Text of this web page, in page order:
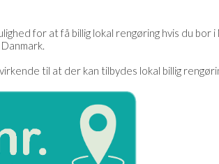
for at få billig lokal rengøring hvis du bor
til at der kan tilbydes lokal billig